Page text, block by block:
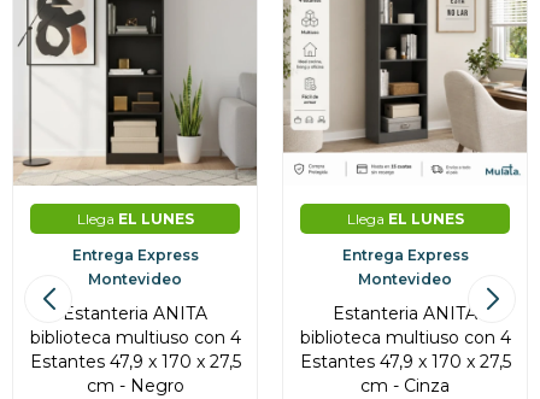
Llega EL LUNES
Entrega Express
Montevideo
Estanteria ANITA
biblioteca multiuso con 4
Estantes 47,9 x 170 x 27,5
cm - Negro
Llega EL LUNES
Entrega Express
Montevideo
Estanteria ANITA
biblioteca multiuso con 4
Estantes 47,9 x 170 x 27,5
cm - Cinza